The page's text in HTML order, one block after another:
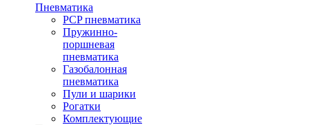
Пневматика
PCP пневматика
Пружинно-
поршневая
пневматика
Газобалонная
пневматика
Пули и шарики
Рогатки
Комплектующие